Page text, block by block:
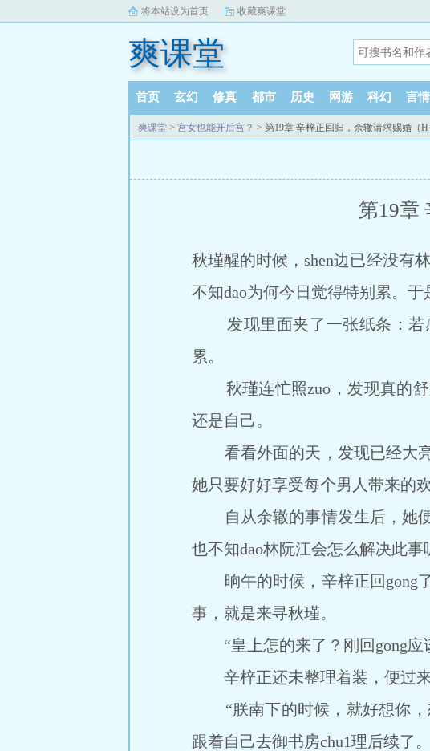
将本站设为首页 收藏爽课堂
爽课堂
首页 玄幻 修真 都市 历史 网游 科幻 言情
爽课堂 > 宫女也能开后宫？ > 第19章 辛梓正回归，余辙请求赐婚（H
第19章
秋瑾醒的时候，shen边已经没有
不知dao为何今日觉得特别累。
发现里面夹了一张纸条：若
累。
秋瑾连忙照zuo，发现真的舒
还是自己。
看看外面的天，发现已经大亮
她只要好好享受每个男人带来的
自从余辙的事情发生后，她便
也不知dao林阮江会怎么解决此事
晌午的时候，辛梓正回gong了
事，就是来寻秋瑾。
“皇上怎的来了？刚回gong应
辛梓正还未整理着装，便过来
“朕南下的时候，就好想你，
跟着自己去御书房chu1理后续了。